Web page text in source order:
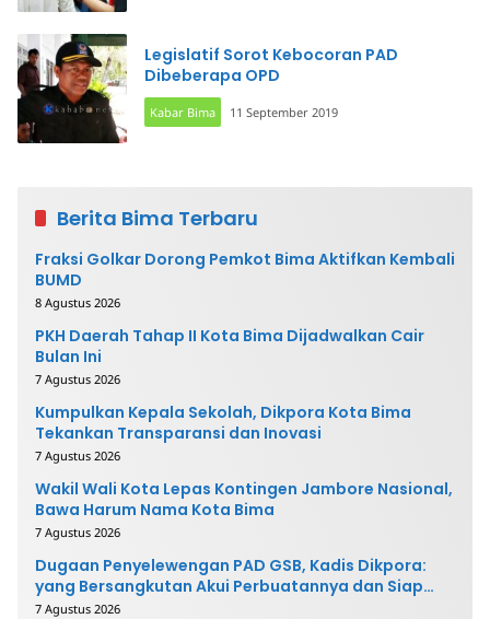
Legislatif Sorot Kebocoran PAD
Dibeberapa OPD
Kabar Bima 11 September 2019
Berita Bima Terbaru
Fraksi Golkar Dorong Pemkot Bima Aktifkan Kembali
BUMD
8 Agustus 2026
PKH Daerah Tahap II Kota Bima Dijadwalkan Cair
Bulan Ini
7 Agustus 2026
Kumpulkan Kepala Sekolah, Dikpora Kota Bima
Tekankan Transparansi dan Inovasi
7 Agustus 2026
Wakil Wali Kota Lepas Kontingen Jambore Nasional,
Bawa Harum Nama Kota Bima
7 Agustus 2026
Dugaan Penyelewengan PAD GSB, Kadis Dikpora:
yang Bersangkutan Akui Perbuatannya dan Siap
Mengembalikan Uang
7 Agustus 2026